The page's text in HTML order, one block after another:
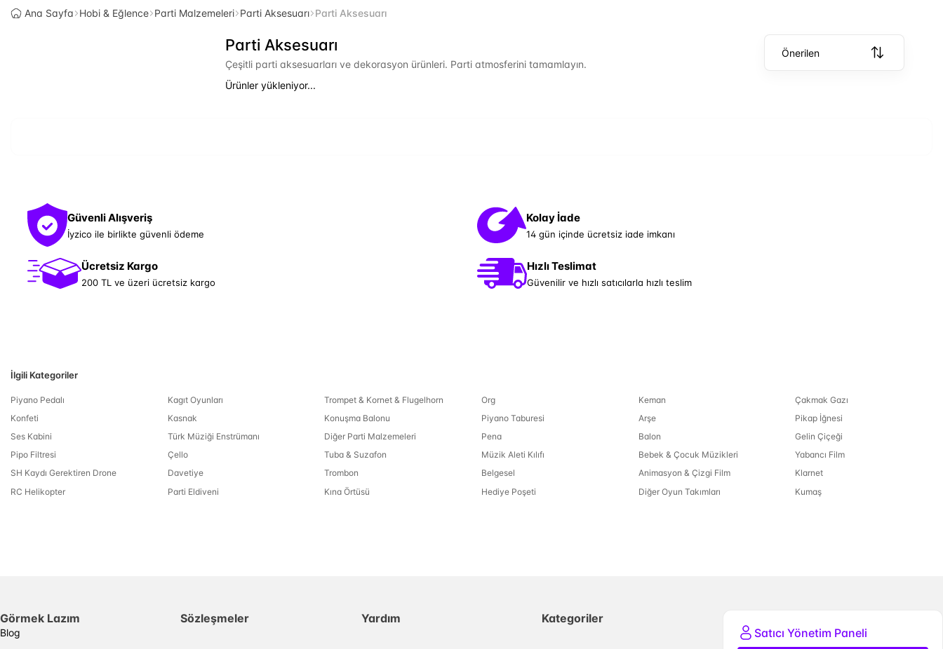
Ana Sayfa Hobi & Eğlence Parti Malzemeleri Parti Aksesuarı Parti Aksesuarı
Parti Aksesuarı
Çeşitli parti aksesuarları ve dekorasyon ürünleri. Parti atmosferini tamamlayın.
Önerilen
Ürünler yükleniyor...
Güvenli Alışveriş
İyzico ile birlikte güvenli ödeme
Kolay İade
14 gün içinde ücretsiz iade imkanı
Ücretsiz Kargo
200 TL ve üzeri ücretsiz kargo
Hızlı Teslimat
Güvenilir ve hızlı satıcılarla hızlı teslim
İlgili Kategoriler
Piyano Pedalı
Konfeti
Ses Kabini
Pipo Filtresi
SH Kaydı Gerektiren Drone
RC Helikopter
Kagıt Oyunları
Kasnak
Türk Müziği Enstrümanı
Çello
Davetiye
Parti Eldiveni
Trompet & Kornet & Flugelhorn
Konuşma Balonu
Diğer Parti Malzemeleri
Tuba & Suzafon
Trombon
Kına Örtüsü
Org
Piyano Taburesi
Pena
Müzik Aleti Kılıfı
Belgesel
Hediye Poşeti
Keman
Arşe
Balon
Bebek & Çocuk Müzikleri
Animasyon & Çizgi Film
Diğer Oyun Takımları
Çakmak Gazı
Pikap İğnesi
Gelin Çiçeği
Yabancı Film
Klarnet
Kumaş
Görmek Lazım
Blog
Sözleşmeler Yardım
Kategoriler
Satıcı Yönetim Paneli